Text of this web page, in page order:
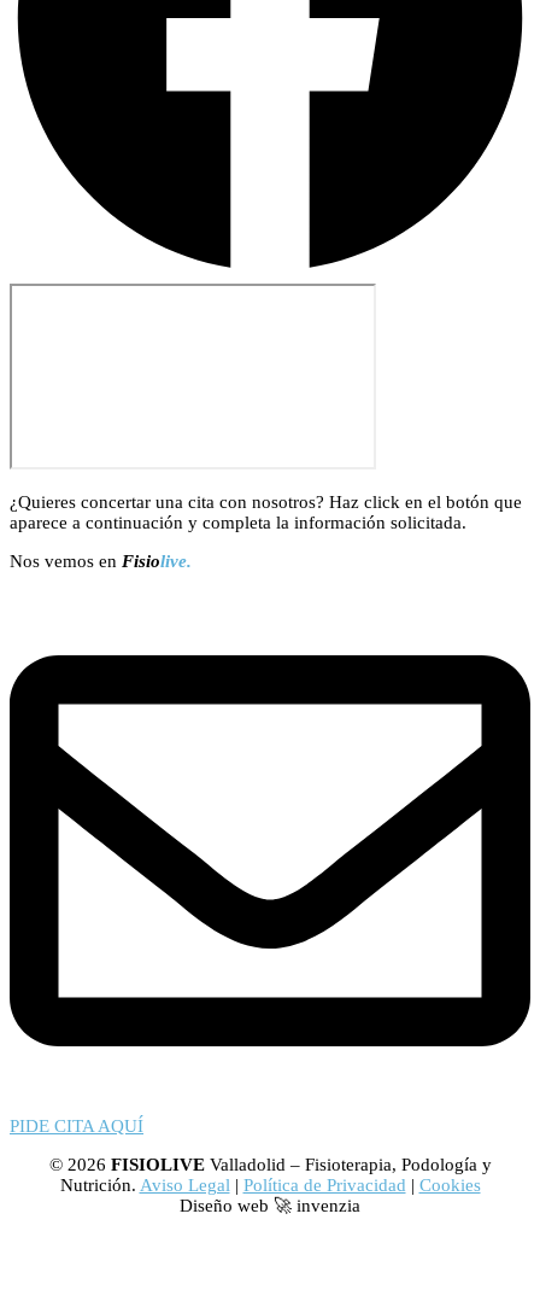
¿Quieres concertar una cita con nosotros? Haz click en el botón que
aparece a continuación y completa la información solicitada.
Nos vemos en Fisiolive.
PIDE CITA AQUÍ
© 2026 FISIOLIVEValladolid – Fisioterapia, Podología y
Nutrición. Aviso Legal | Política de Privacidad | Cookies
Diseño web 🚀 invenzia